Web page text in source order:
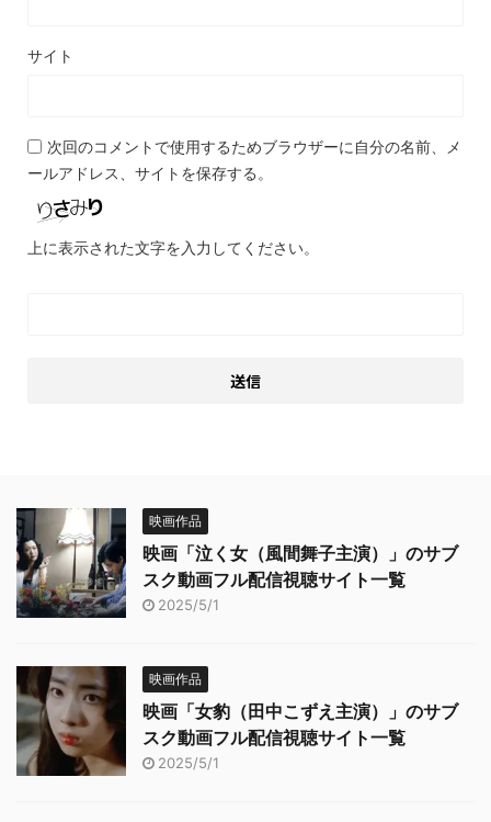
サイト
次回のコメントで使用するためブラウザーに自分の名前、メ
ールアドレス、サイトを保存する。
上に表示された文字を入力してください。
映画作品
映画「泣く女（風間舞子主演）」のサブ
スク動画フル配信視聴サイト一覧
2025/5/1
映画作品
映画「女豹（田中こずえ主演）」のサブ
スク動画フル配信視聴サイト一覧
2025/5/1